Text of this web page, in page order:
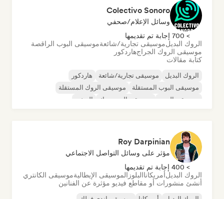
Colectivo Sonoro
وسائل الإعلام/صحفي
> 700 إجابة تم تقديمها
الروك البديلموسيقى تجارية/شائعةموسيقى البوب الراقصة
موسيقى الروك الجراجهاردكور
كتابة مقالات
الروك البديل موسيقى تجارية/شائعة
هاردكور
موسيقى البوب المستقلة
موسيقى الروك المستقلة
موسيقى البوب
موسيقى البوب روك الريغي
Roy Darpinian
مؤثر على وسائل التواصل الاجتماعي
> 400 إجابة تم تقديمها
الروك البديلأمريكاناالبلوز الموسيقى الإيطاليةموسيقى الكانتري
أنشئ منشورات أو مقاطع فيديو مؤثرة عن الفنانين